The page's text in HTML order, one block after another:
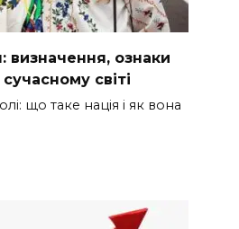
визначення, ознаки
світі
що таке нація і як вона